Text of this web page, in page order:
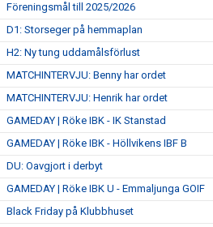
Föreningsmål till 2025/2026
D1: Storseger på hemmaplan
H2: Ny tung uddamålsförlust
MATCHINTERVJU: Benny har ordet
MATCHINTERVJU: Henrik har ordet
GAMEDAY | Röke IBK - IK Stanstad
GAMEDAY | Röke IBK - Höllvikens IBF B
DU: Oavgjort i derbyt
GAMEDAY | Röke IBK U - Emmaljunga GOIF
Black Friday på Klubbhuset